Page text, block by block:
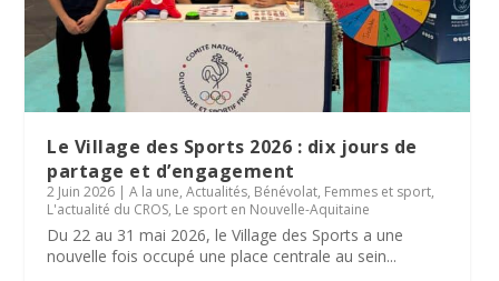
Le Village des Sports 2026 : dix jours de
partage et d’engagement
2 Juin 2026 |A la une,Actualités, Bénévolat, Femmes et sport,
L'actualité du CROS, Le sport en Nouvelle-Aquitaine
Du 22 au 31 mai 2026, le Village des Sports a une
nouvelle fois occupé une place centrale au sein...